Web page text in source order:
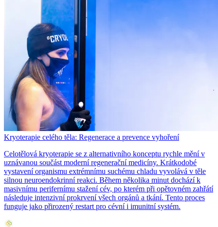
Kryoterapie celého těla: Regenerace a prevence vyhoření
Celotělová kryoterapie se z alternativního konceptu rychle mění v
uznávanou součást moderní regenerační medicíny. Krátkodobé
vystavení organismu extrémnímu suchému chladu vyvolává v těle
silnou neuroendokrinní reakci. Během několika minut dochází k
masivnímu perifernímu stažení cév, po kterém při opětovném zahřátí
následuje intenzivní prokrvení všech orgánů a tkání. Tento proces
funguje jako přirozený restart pro cévní i imunitní systém.